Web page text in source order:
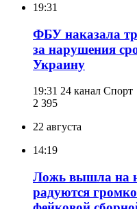
19:31
ФБУ наказала
за нарушения
Украину
19:31 24 канал Спорт
2 395
22 августа
14:19
Ложь вышла на
радуются